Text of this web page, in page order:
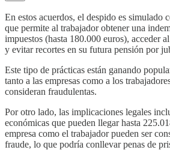
En estos acuerdos, el despido es simulado
que permite al trabajador obtener una
impuestos (hasta 180.000 euros), acceder
y evitar recortes en su futura pensión por
Este tipo de prácticas están ganando
tanto a las empresas como a los
consideran fraudulentas.
Por otro lado, las implicaciones legales
económicas que pueden llegar hasta
empresa como el trabajador pueden ser
fraude, lo que podría conllevar penas de